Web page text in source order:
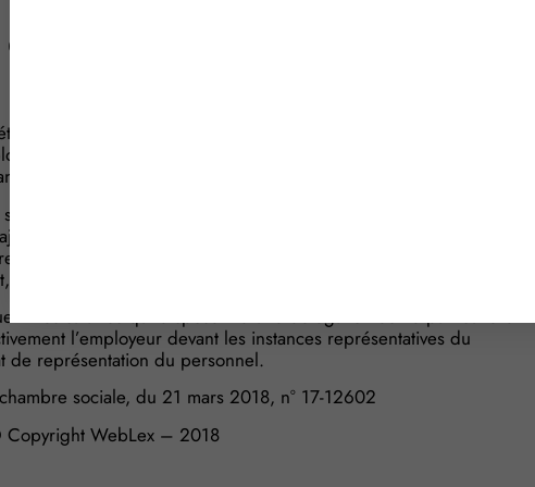
personnel parmi les membres
est désigné comme « représentant de section syndicale
conteste cette désignation : selon lui, ses fonctions de
de représentant du personnel.
autorité dans l’établissement, délégation que le salarié a
que le salarié signe lui-même les ruptures de périodes d’essai
préalable à un licenciement. Parce qu’il exerce effectivement le
ne peut pas être représentant de section syndicale.
les salariés qui disposent d’une délégation écrite particulière
l’employeur devant les instances représentatives du
de représentation du personnel.
sociale, du 21 mars 2018, n° 17-12602
WebLex – 2018